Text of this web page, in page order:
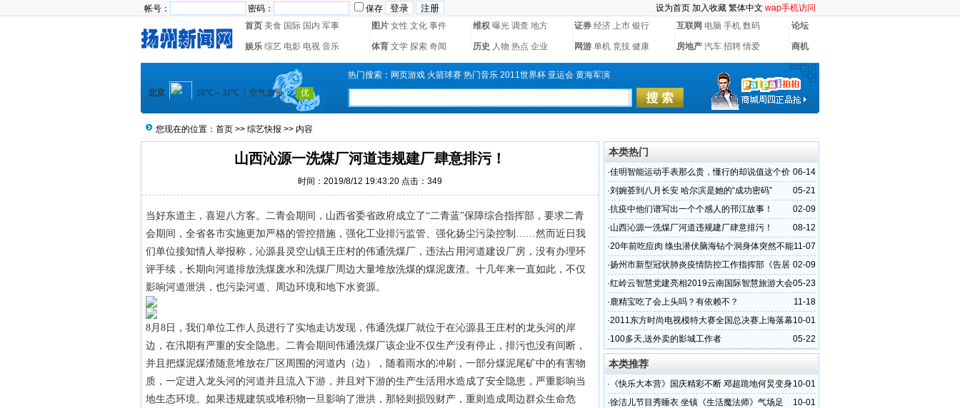
帐号： 密码： 保存 设为首页 加入收藏 繁体中文 wap手机访问
首页 美食 国际 国内 军事 图片 女性 文化 事件 维权 曝光 调查 地方 证券 经济 上市 银行 互联网 电脑 手机 数码 论坛
娱乐 综艺 电影 电视 音乐 体育 文学 探索 奇闻 历史 人物 热点 企业 网游 单机 竞技 健康 房地产 汽车 招聘 情爱 商机
热门搜索： 网页游戏 火箭球赛 热门音乐 2011世界杯 亚运会 黄海军演
您现在的位置： 首页 >> 综艺快报 >> 内容
山西沁源一洗煤厂河道违规建厂肆意排污！
时间：2019/8/12 19:43:20 点击： 349
当好东道主，喜迎八方客。二青会期间，山西省委省政府成立了“二青蓝”保障综合指挥部，要求二青
会期间，全省各市实施更加严格的管控措施，强化工业排污监管、强化扬尘污染控制……然而近日我
们单位接知情人举报称，沁源县灵空山镇王庄村的伟通洗煤厂，违法占用河道建设厂房，没有办理环
评手续，长期向河道排放洗煤废水和洗煤厂周边大量堆放洗煤的煤泥废渣。十几年来一直如此，不仅
影响河道泄洪，也污染河道、周边环境和地下水资源。
8月8日，我们单位工作人员进行了实地走访发现，伟通洗煤厂就位于在沁源县王庄村的龙头河的岸
边，在汛期有严重的安全隐患。二青会期间伟通洗煤厂该企业不仅生产没有停止，排污也没有间断，
并且把煤泥煤渣随意堆放在厂区周围的河道内（边），随着雨水的冲刷，一部分煤泥尾矿中的有害物
质，一定进入龙头河的河道并且流入下游，并且对下游的生产生活用水造成了安全隐患，严重影响当
地生态环境。如果违规建筑或堆积物一旦影响了泄洪，那轻则损毁财产，重则造成周边群众生命危
本类热门
06-14
·佳明智能运动手表那么贵，懂行的却说值这个价
05-21
·刘婉荟到八月长安 哈尔滨是她的“成功密码”
02-09
·抗疫中他们谱写出一个个感人的邗江故事！
08-12
·山西沁源一洗煤厂河道违规建厂肆意排污！
11-07
·20年前吃痘肉 绦虫潜伏脑海钻个洞身体突然不能
动 开颅拔出5
02-09
·扬州市新型冠状肺炎疫情防控工作指挥部《告居
民书》
05-23
·红岭云智慧党建亮相2019云南国际智慧旅游大会
11-18
·鹿精宝吃了会上头吗？有依赖不？
10-01
·2011东方时尚电视模特大赛全国总决赛上海落幕
05-22
·100多天,送外卖的影城工作者
本类推荐
10-01
· 《快乐大本营》国庆精彩不断 邓超跪地何炅变身
10-01
·徐洁儿节目秀睡衣 坐镇《生活魔法师》气场足